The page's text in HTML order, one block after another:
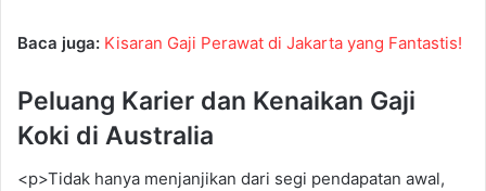
Baca juga: Kisaran Gaji Perawat di Jakarta yang Fantastis!
Peluang Karier dan Kenaikan Gaji
Koki di Australia
<p>Tidak hanya menjanjikan dari segi pendapatan awal,